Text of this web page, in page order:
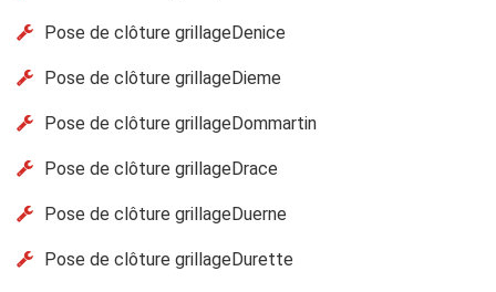
Pose de clôture grillageDenice
Pose de clôture grillageDieme
Pose de clôture grillageDommartin
Pose de clôture grillageDrace
Pose de clôture grillageDuerne
Pose de clôture grillageDurette